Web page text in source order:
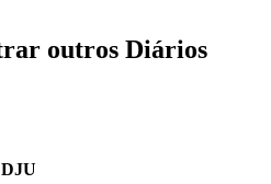
outros Diários